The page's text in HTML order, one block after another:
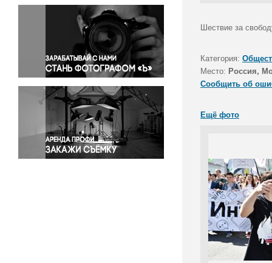
Окружающая среда
Политика
Правосудие
Происшествия и конфликты
Религия
Светская жизнь
Спорт
Экология
Экономика и бизнес
Шествие за
Категория:
Место: Россия,
Сообщить об
Ещё фото